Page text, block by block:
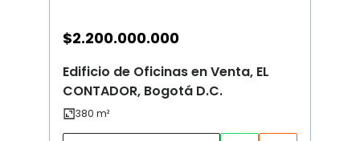
$2.200.000.000
Edificio de Oficinas en Venta, EL
CONTADOR, Bogotá D.C.